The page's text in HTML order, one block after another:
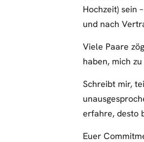
Hochzeit) sein
und nach
Viele Paare
haben, mich
Schreibt mir,
erfahre, desto
Euer